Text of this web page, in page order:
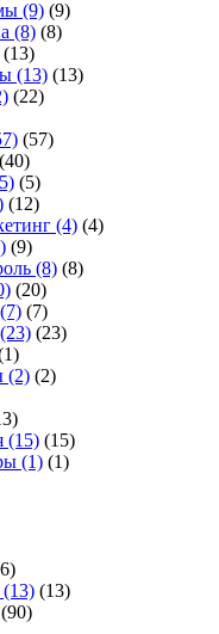
(9) (9)
(8) (8)
(13)
(13) (13)
(22)
(57)
(40)
(5)
(12)
(4) (4)
(9)
(8) (8)
(20)
(7) (7)
(23) (23)
(2) (2)
(15) (15)
(1) (1)
(13) (13)
(90)